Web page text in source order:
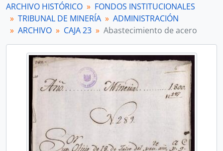
[Unidad documental simple] Restituciíon en cargo
[Unidad documental simple] Costo de acero
[Unidad documental simple] Entrega de mesas
[Unidad documental simple] Denuncia de mina
[Unidad documental simple] Situación de minas
[Unidad documental simple] Continuación de obra
[Unidad documental simple] Comunicación de decreto
[Unidad documental simple] Remplazo de diputados
[Unidad documental simple] Estado de minas
[Unidad documental simple] Asignación
[Unidad documental simple] Asignación
[Unidad documental simple] Remisión de pliego
ARCHIVO HISTÓRICO
FONDOS INSTITUCIONALES
TRIBUNAL DE MINERÍA
ADMINISTRACIÓN
ARCHIVO
CAJA 23 Abastecimiento de acero